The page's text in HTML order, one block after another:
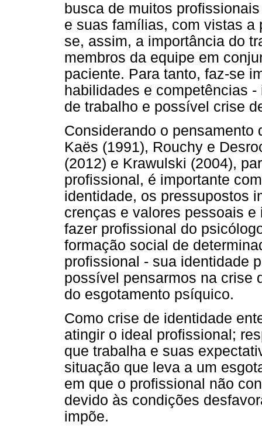
busca de muitos
e suas famílias, com vistas a
se, assim, a importância do
membros da equipe em
paciente. Para tanto, faz-se
habilidades e competências
de trabalho e possível crise
Considerando o pensamento
Kaës (1991), Rouchy e
(2012) e Krawulski (2004),
profissional, é importante
identidade, os pressupostos
crenças e valores pessoais
fazer profissional do
formação social de
profissional - sua identidade
possível pensarmos na crise
do esgotamento psíquico.
Como crise de identidade
atingir o ideal profissional;
que trabalha e suas
situação que leva a um
em que o profissional não
devido às condições
impõe.